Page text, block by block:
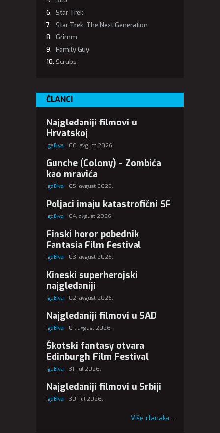
Star Trek
Star Trek: The Next Generation
Grimm
Family Guy
Scrubs
ČLANCI
Najgledaniji filmovi u
Hrvatskoj
IgaBiva 06. avgust 2026.
Gunche (Colony) - Zombića
kao mravića
IgaBiva 05. avgust 2026.
Poljaci imaju katastrofični SF
IgaBiva 04. avgust 2026.
Finski horor pobednik
Fantasia Film Festival
IgaBiva 03. avgust 2026.
Kineski superherojski
najgledaniji
IgaBiva 02. avgust 2026.
Najgledaniji filmovi u SAD
IgaBiva 01. avgust 2026.
Škotski fantasy otvara
Edinburgh Film Festival
IgaBiva 31. jul 2026.
Najgledaniji filmovi u Srbiji
IgaBiva 30. jul 2026.
Više članaka...